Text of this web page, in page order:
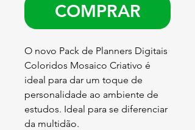
COMPRAR
O novo Pack de Planners Digitais
Coloridos Mosaico Criativo é
ideal para dar um toque de
personalidade ao ambiente de
estudos. Ideal para se diferenciar
da multidão.